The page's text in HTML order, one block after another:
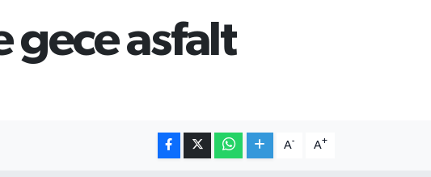
13.779
%-14
BITCOIN
gece asfalt
A- A+